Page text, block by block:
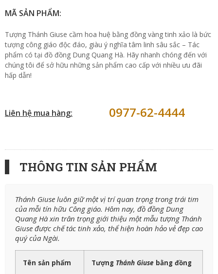
MÃ SẢN PHẨM:
Tượng Thánh Giuse cầm hoa huệ bằng đồng vàng tinh xảo là bức
tượng công giáo độc đáo, giàu ý nghĩa tâm linh sâu sắc – Tác
phẩm có tại đồ đồng Dung Quang Hà. Hãy nhanh chóng đến với
chúng tôi để sở hữu những sản phẩm cao cấp với nhiều ưu đãi
hấp dẫn!
Liên hệ mua hàng: 0977-62-4444
THÔNG TIN SẢN PHẨM
Thánh Giuse luôn giữ một vị trí quan trọng trong trái tim
của mỗi tín hữu Công giáo. Hôm nay, đồ đồng Dung
Quang Hà xin trân trọng giới thiệu một mẫu tượng Thánh
Giuse được chế tác tinh xảo, thể hiện hoàn hảo vẻ đẹp cao
quý của Ngài.
Tên sản phẩm Tượng Thánh Giuse bằng đồng